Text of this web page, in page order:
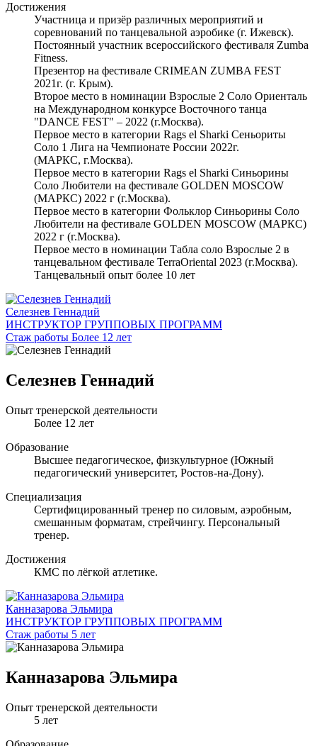
Достижения
Участница и призёр различных мероприятий и
соревнований по танцевальной аэробике (г. Ижевск).
Постоянный участник всероссийского фестиваля Zumba
Fitness.
Презентор на фестивале CRIMEAN ZUMBA FEST
2021г. (г. Крым).
Второе место в номинации Взрослые 2 Соло Ориенталь
на Международном конкурсе Восточного танца
"DANCE FEST" – 2022 (г.Москва).
Первое место в категории Rags el Sharki Сеньориты
Соло 1 Лига на Чемпионате России 2022г.
(МАРКС, г.Москва).
Первое место в категории Rags el Sharki Синьорины
Соло Любители на фестивале GOLDEN MOSCOW
(МАРКС) 2022 г (г.Москва).
Первое место в категории Фольклор Синьорины Соло
Любители на фестивале GOLDEN MOSCOW (МАРКС)
2022 г (г.Москва).
Первое место в номинации Табла соло Взрослые 2 в
танцевальном фестивале TerraOriental 2023 (г.Москва).
Танцевальный опыт более 10 лет
Селезнев Геннадий
ИНСТРУКТОР ГРУППОВЫХ ПРОГРАММ
Стаж работы Более 12 лет
Селезнев Геннадий
Опыт тренерской деятельности
Более 12 лет
Образование
Высшее педагогическое, физкультурное (Южный
педагогический университет, Ростов-на-Дону).
Специализация
Сертифицированный тренер по силовым, аэробным,
смешанным форматам, стрейчингу. Персональный
тренер.
Достижения
КМС по лёгкой атлетике.
Канназарова Эльмира
ИНСТРУКТОР ГРУППОВЫХ ПРОГРАММ
Стаж работы 5 лет
Канназарова Эльмира
Опыт тренерской деятельности
5 лет